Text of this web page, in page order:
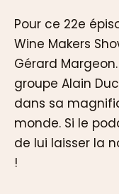
Pour ce 22e
Wine Makers
Gérard
groupe Alain
dans sa
monde. Si le
de lui laisser la
!